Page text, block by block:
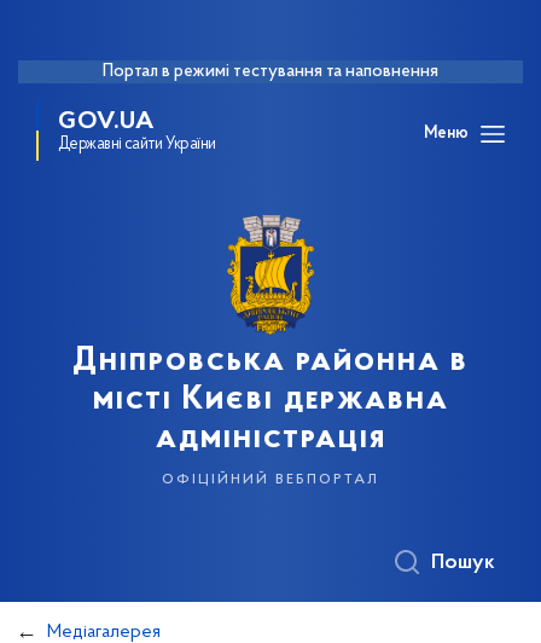
Портал в режимі тестування та наповнення
GOV.UA
Державні сайти України
Меню
Дніпровська районна в
місті Києві державна
адміністрація
офіційний вебпортал
Пошук
Медіагалерея